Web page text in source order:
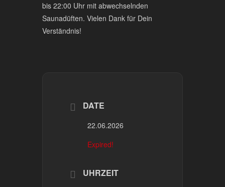
bis 22:00 Uhr mit abwechselnden
Saunadüften. Vielen Dank für Dein
Verständnis!
DATE
22.06.2026
Expired!
UHRZEIT